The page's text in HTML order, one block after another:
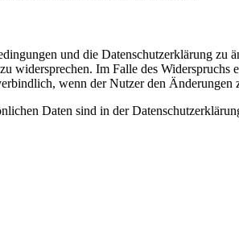
und die Datenschutzerklärung
widersprechen. Im Falle des
wenn der Nutzer den Änderungen
Daten sind in der